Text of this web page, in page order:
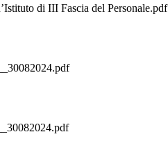
di III Fascia del Personale.pdf